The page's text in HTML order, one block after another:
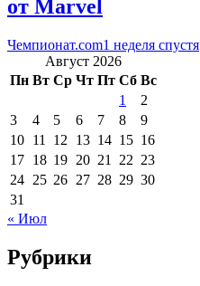
от Marvel
Чемпионат.com1 неделя спустя
Август 2026
Пн Вт Ср Чт Пт Сб Вс
1
2
3
4 5 6 7 8
9
10 11 12 13 14 15 16
17 18 19 20 21 22 23
24 25 26 27 28 29 30
31
« Июл
Рубрики